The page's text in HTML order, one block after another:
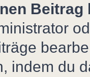
indem du